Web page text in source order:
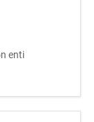
enti